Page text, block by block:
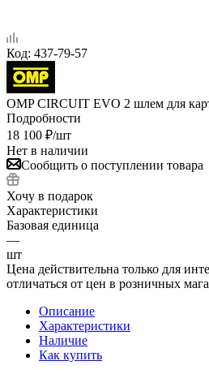
Код: 437-79-57
OMP CIRCUIT EVO 2 шлем для
Подробности
18 100 ₽/шт
Нет в наличии
Сообщить о поступлении товара
Хочу в подарок
Характеристики
Базовая единица
—
шт
Цена действительна только для
отличаться от цен в розничных
Описание
Характеристики
Наличие
Как купить